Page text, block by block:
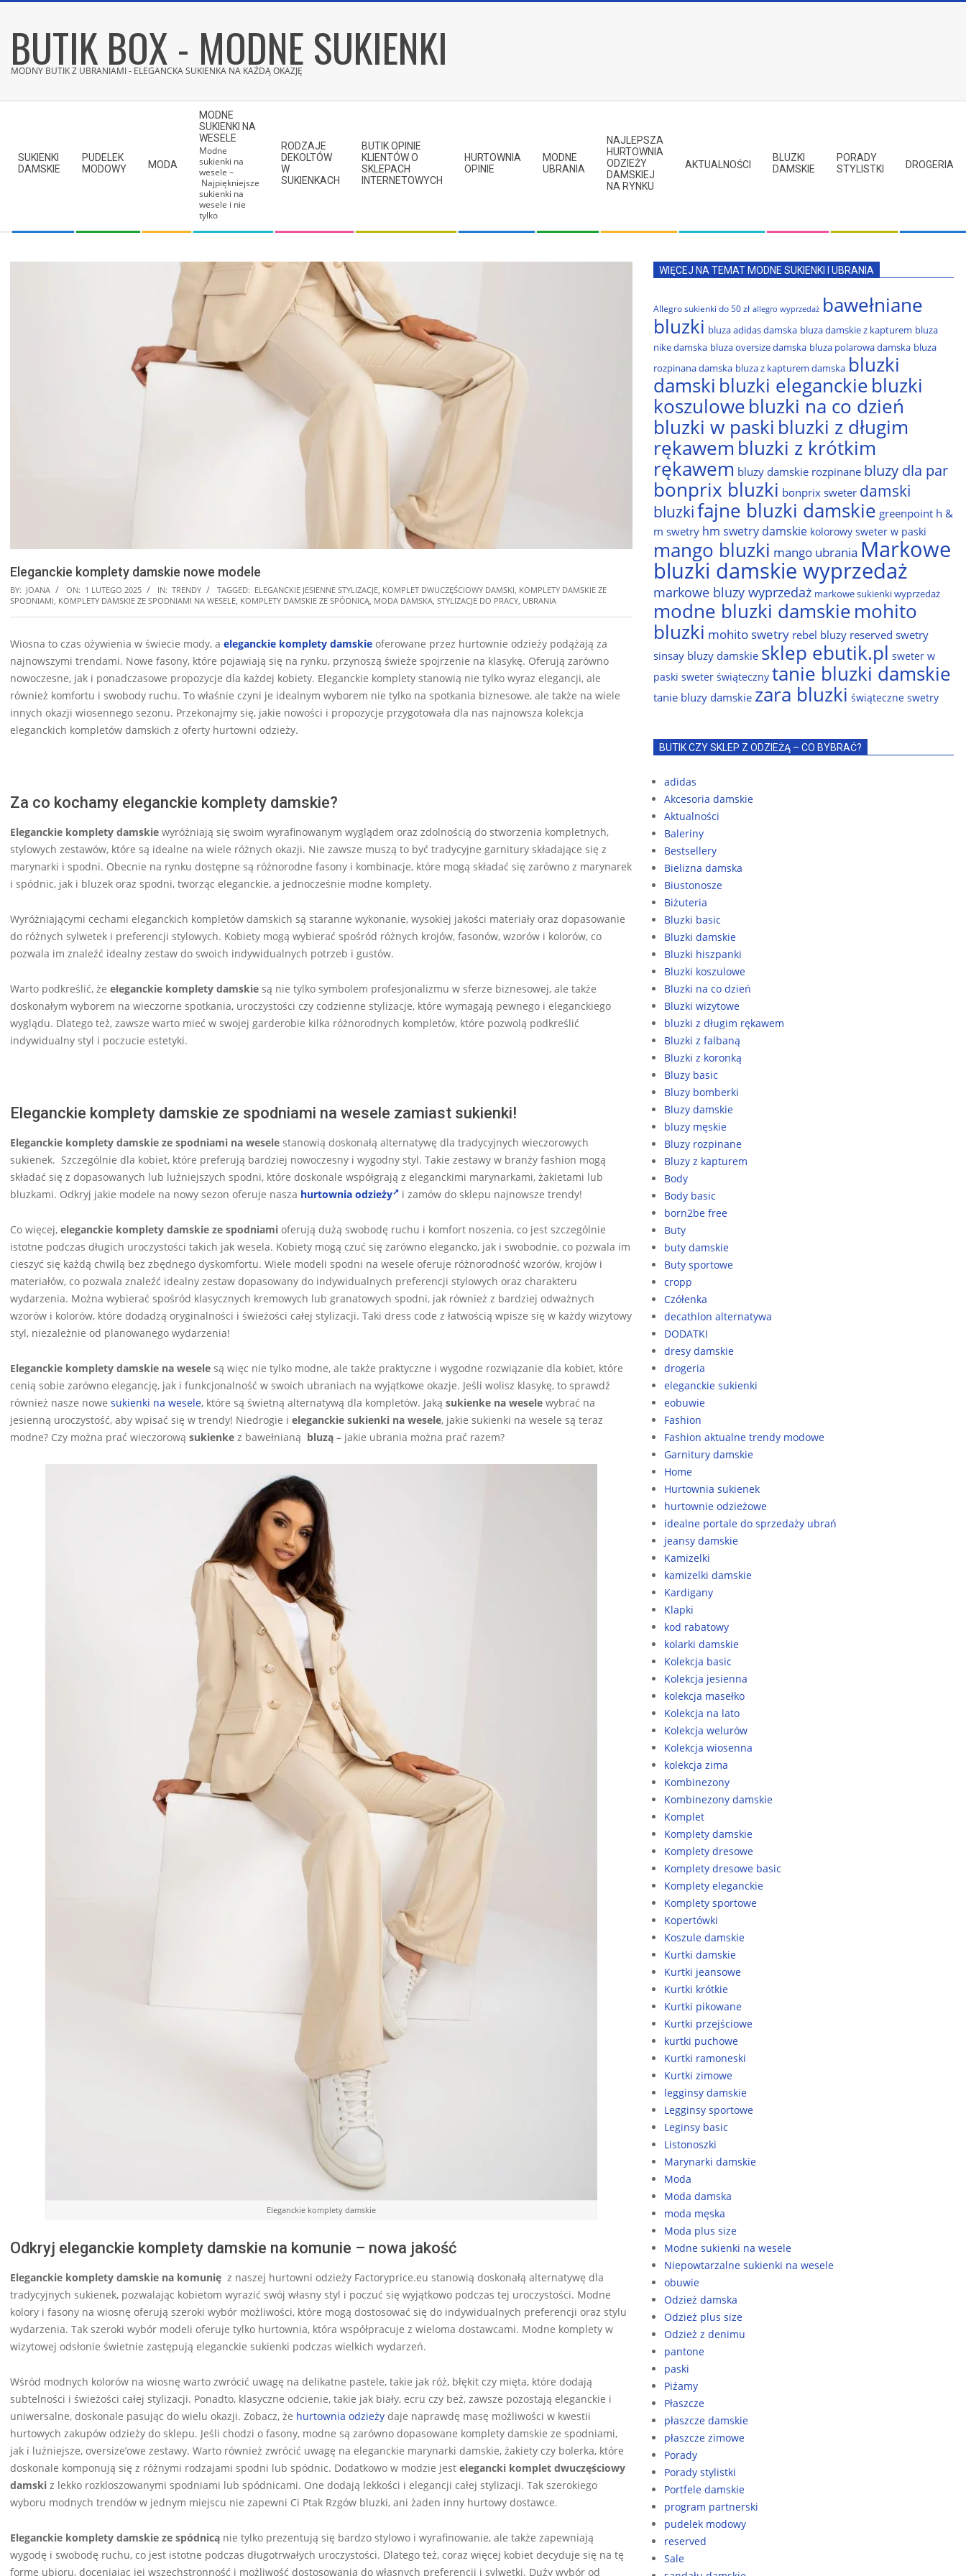
contentBUTIK BOX - MODNE SUKIENKI
MODNY BUTIK Z UBRANIAMI - ELEGANCKA SUKIENKA NA KAŻDĄ OKAZJĘ
SUKIENKI
DAMSKIE
PUDELEK
MODOWY
MODA
MODNE
SUKIENKI NA
WESELE
Modne
sukienki na
wesele –
Najpiękniejsze
sukienki na
wesele i nie
tylko
RODZAJE
DEKOLTÓW
W
SUKIENKACH
BUTIK OPINIE
KLIENTÓW O
SKLEPACH
INTERNETOWYCH
HURTOWNIA
OPINIE
MODNE
UBRANIA
NAJLEPSZA
HURTOWNIA
ODZIEŻY
DAMSKIEJ
NA RYNKU
AKTUALNOŚCI
BLUZKI
DAMSKIE
PORADY
STYLISTKI
DROGERIA
Eleganckie komplety damskie nowe modele
BY: JOANA ON: 1 LUTEGO 2025 IN: TRENDY TAGGED: ELEGANCKIE JESIENNE STYLIZACJE, KOMPLET DWUCZĘŚCIOWY DAMSKI, KOMPLETY DAMSKIE ZE
SPODNIAMI, KOMPLETY DAMSKIE ZE SPODNIAMI NA WESELE, KOMPLETY DAMSKIE ZE SPÓDNICĄ, MODA DAMSKA, STYLIZACJE DO PRACY, UBRANIA
Wiosna to czas ożywienia w świecie mody, a eleganckie komplety damskie oferowane przez hurtownie odzieży podążają za
najnowszymi trendami. Nowe fasony, które pojawiają się na rynku, przynoszą świeże spojrzenie na klasykę. Oferują zarówno
nowoczesne, jak i ponadczasowe propozycje dla każdej kobiety. Eleganckie komplety stanowią nie tylko wyraz elegancji, ale
również komfortu i swobody ruchu. To właśnie czyni je idealnym wyborem nie tylko na spotkania biznesowe, ale także na wiele
innych okazji wiosennego sezonu. Przekonajmy się, jakie nowości i propozycje przygotowała dla nas najnowsza kolekcja
eleganckich kompletów damskich z oferty hurtowni odzieży.
Za co kochamy eleganckie komplety damskie?
Eleganckie komplety damskie wyróżniają się swoim wyrafinowanym wyglądem oraz zdolnością do stworzenia kompletnych,
stylowych zestawów, które są idealne na wiele różnych okazji. Nie zawsze muszą to być tradycyjne garnitury składające się z
marynarki i spodni. Obecnie na rynku dostępne są różnorodne fasony i kombinacje, które mogą składać się zarówno z marynarek
i spódnic, jak i bluzek oraz spodni, tworząc eleganckie, a jednocześnie modne komplety.
Wyróżniającymi cechami eleganckich kompletów damskich są staranne wykonanie, wysokiej jakości materiały oraz dopasowanie
do różnych sylwetek i preferencji stylowych. Kobiety mogą wybierać spośród różnych krojów, fasonów, wzorów i kolorów, co
pozwala im znaleźć idealny zestaw do swoich indywidualnych potrzeb i gustów.
Warto podkreślić, że eleganckie komplety damskie są nie tylko symbolem profesjonalizmu w sferze biznesowej, ale także
doskonałym wyborem na wieczorne spotkania, uroczystości czy codzienne stylizacje, które wymagają pewnego i eleganckiego
wyglądu. Dlatego też, zawsze warto mieć w swojej garderobie kilka różnorodnych kompletów, które pozwolą podkreślić
indywidualny styl i poczucie estetyki.
Eleganckie komplety damskie ze spodniami na wesele zamiast sukienki!
Eleganckie komplety damskie ze spodniami na wesele stanowią doskonałą alternatywę dla tradycyjnych wieczorowych
sukienek. Szczególnie dla kobiet, które preferują bardziej nowoczesny i wygodny styl. Takie zestawy w branży fashion mogą
składać się z dopasowanych lub luźniejszych spodni, które doskonale współgrają z eleganckimi marynarkami, żakietami lub
bluzkami. Odkryj jakie modele na nowy sezon oferuje nasza hurtownia odzieży i zamów do sklepu najnowsze trendy!
Co więcej, eleganckie komplety damskie ze spodniami oferują dużą swobodę ruchu i komfort noszenia, co jest szczególnie
istotne podczas długich uroczystości takich jak wesela. Kobiety mogą czuć się zarówno elegancko, jak i swobodnie, co pozwala im
cieszyć się każdą chwilą bez zbędnego dyskomfortu. Wiele modeli spodni na wesele oferuje różnorodność wzorów, krojów i
materiałów, co pozwala znaleźć idealny zestaw dopasowany do indywidualnych preferencji stylowych oraz charakteru
wydarzenia. Można wybierać spośród klasycznych kremowych lub granatowych spodni, jak również z bardziej odważnych
wzorów i kolorów, które dodadzą oryginalności i świeżości całej stylizacji. Taki dress code z łatwością wpisze się w każdy wizytowy
styl, niezależnie od planowanego wydarzenia!
Eleganckie komplety damskie na wesele są więc nie tylko modne, ale także praktyczne i wygodne rozwiązanie dla kobiet, które
cenią sobie zarówno elegancję, jak i funkcjonalność w swoich ubraniach na wyjątkowe okazje. Jeśli wolisz klasykę, to sprawdź
również nasze nowe sukienki na wesele, które są świetną alternatywą dla kompletów. Jaką sukienke na wesele wybrać na
jesienną uroczystość, aby wpisać się w trendy! Niedrogie i eleganckie sukienki na wesele, jakie sukienki na wesele są teraz
modne? Czy można prać wieczorową sukienke z bawełnianą bluzą – jakie ubrania można prać razem?
Eleganckie komplety damskie
Odkryj eleganckie komplety damskie na komunie – nowa jakość
Eleganckie komplety damskie na komunię z naszej hurtowni odzieży Factoryprice.eu stanowią doskonałą alternatywę dla
tradycyjnych sukienek, pozwalając kobietom wyrazić swój własny styl i poczuć się wyjątkowo podczas tej uroczystości. Modne
kolory i fasony na wiosnę oferują szeroki wybór możliwości, które mogą dostosować się do indywidualnych preferencji oraz stylu
wydarzenia. Tak szeroki wybór modeli oferuje tylko hurtownia, która współpracuje z wieloma dostawcami. Modne komplety w
wizytowej odsłonie świetnie zastępują eleganckie sukienki podczas wielkich wydarzeń.
Wśród modnych kolorów na wiosnę warto zwrócić uwagę na delikatne pastele, takie jak róż, błękit czy mięta, które dodają
subtelności i świeżości całej stylizacji. Ponadto, klasyczne odcienie, takie jak biały, ecru czy beż, zawsze pozostają eleganckie i
uniwersalne, doskonale pasując do wielu okazji. Zobacz, że hurtownia odzieży daje naprawdę masę możliwości w kwestii
hurtowych zakupów odzieży do sklepu. Jeśli chodzi o fasony, modne są zarówno dopasowane komplety damskie ze spodniami,
jak i luźniejsze, oversize’owe zestawy. Warto również zwrócić uwagę na eleganckie marynarki damskie, żakiety czy bolerka, które
doskonale komponują się z różnymi rodzajami spodni lub spódnic. Dodatkowo w modzie jest elegancki komplet dwuczęściowy
damski z lekko rozkloszowanymi spodniami lub spódnicami. One dodają lekkości i elegancji całej stylizacji. Tak szerokiego
wyboru modnych trendów w jednym miejscu nie zapewni Ci Ptak Rzgów bluzki, ani żaden inny hurtowy dostawce.
Eleganckie komplety damskie ze spódnicą nie tylko prezentują się bardzo stylowo i wyrafinowanie, ale także zapewniają
wygodę i swobodę ruchu, co jest istotne podczas długotrwałych uroczystości. Dlatego też, coraz więcej kobiet decyduje się na tę
formę ubioru, doceniając jej wszechstronność i możliwość dostosowania do własnych preferencji i sylwetki. Duży wybór od
WIĘCEJ NA TEMAT MODNE SUKIENKI I UBRANIA
Allegro sukienki do 50 zł allegro wyprzedaż bawełniane
bluzki bluza adidas damska bluza damskie z kapturem bluza
nike damska bluza oversize damska bluza polarowa damska bluza
rozpinana damska bluza z kapturem damska bluzki
damski bluzki eleganckie bluzki
koszulowe bluzki na co dzień
bluzki w paski bluzki z długim
rękawem bluzki z krótkim
rękawem bluzy damskie rozpinane bluzy dla par
bonprix bluzki bonprix sweter damski
bluzkifajne bluzki damskie greenpoint h &
m swetry hm swetry damskie kolorowy sweter w paski
mango bluzki mango ubrania Markowe
bluzki damskie wyprzedaż
markowe bluzy wyprzedaż markowe sukienki wyprzedaż
modne bluzki damskiemohito
bluzki mohito swetry rebel bluzy reserved swetry
sinsay bluzy damskie sklep ebutik.pl sweter w
paski sweter świąteczny tanie bluzki damskie
tanie bluzy damskie zara bluzki świąteczne swetry
BUTIK CZY SKLEP Z ODZIEŻĄ – CO BYBRAĆ?
adidas
Akcesoria damskie
Aktualności
Baleriny
Bestsellery
Bielizna damska
Biustonosze
Biżuteria
Bluzki basic
Bluzki damskie
Bluzki hiszpanki
Bluzki koszulowe
Bluzki na co dzień
Bluzki wizytowe
bluzki z długim rękawem
Bluzki z falbaną
Bluzki z koronką
Bluzy basic
Bluzy bomberki
Bluzy damskie
bluzy męskie
Bluzy rozpinane
Bluzy z kapturem
Body
Body basic
born2be free
Buty
buty damskie
Buty sportowe
cropp
Czółenka
decathlon alternatywa
DODATKI
dresy damskie
drogeria
eleganckie sukienki
eobuwie
Fashion
Fashion aktualne trendy modowe
Garnitury damskie
Home
Hurtownia sukienek
hurtownie odzieżowe
idealne portale do sprzedaży ubrań
jeansy damskie
Kamizelki
kamizelki damskie
Kardigany
Klapki
kod rabatowy
kolarki damskie
Kolekcja basic
Kolekcja jesienna
kolekcja masełko
Kolekcja na lato
Kolekcja welurów
Kolekcja wiosenna
kolekcja zima
Kombinezony
Kombinezony damskie
Komplet
Komplety damskie
Komplety dresowe
Komplety dresowe basic
Komplety eleganckie
Komplety sportowe
Kopertówki
Koszule damskie
Kurtki damskie
Kurtki jeansowe
Kurtki krótkie
Kurtki pikowane
Kurtki przejściowe
kurtki puchowe
Kurtki ramoneski
Kurtki zimowe
legginsy damskie
Legginsy sportowe
Leginsy basic
Listonoszki
Marynarki damskie
Moda
Moda damska
moda męska
Moda plus size
Modne sukienki na wesele
Niepowtarzalne sukienki na wesele
obuwie
Odzież damska
Odzież plus size
Odzież z denimu
pantone
paski
Piżamy
Płaszcze
płaszcze damskie
płaszcze zimowe
Porady
Porady stylistki
Portfele damskie
program partnerski
pudelek modowy
reserved
Sale